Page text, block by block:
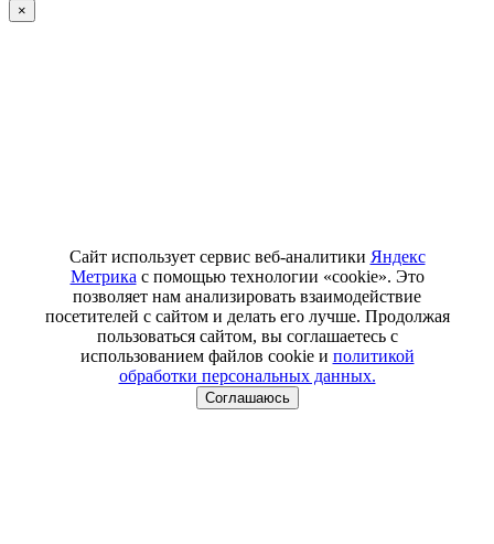
×
Сайт использует сервис веб-аналитики Яндекс
Метрика с помощью технологии «cookie». Это
позволяет нам анализировать взаимодействие
посетителей с сайтом и делать его лучше. Продолжая
пользоваться сайтом, вы соглашаетесь с
использованием файлов cookie и политикой
обработки персональных данных.
Соглашаюсь